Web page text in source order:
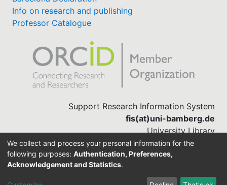
Info on research and publishing
Professor Catalogue
Support Research Information System
fis(at)uni-bamberg.de
University Library
(0951) 863-1568
DSpace-CRIS software
We collect and process your personal information for the
following purposes: Authentication, Preferences,
Acknowledgement and Statistics.